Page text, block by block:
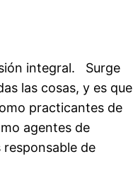
integral. Surge
las cosas, y es que
practicantes de
agentes de
de